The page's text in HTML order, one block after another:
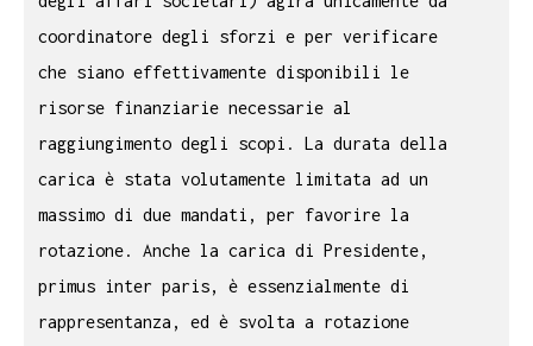
coordinatore degli sforzi e per verificare
che siano effettivamente disponibili le
risorse finanziarie necessarie al
raggiungimento degli scopi. La durata della
carica è stata volutamente limitata ad un
massimo di due mandati, per favorire la
rotazione. Anche la carica di Presidente,
primus inter paris, è essenzialmente di
rappresentanza, ed è svolta a rotazione